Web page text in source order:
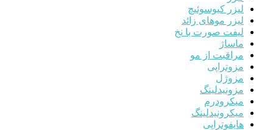
لیزر کیوسوئیچ
لیزر موهای زائد
لیفت صورت با نخ
ماساژ
مراقبت از مو
مزوتراپی
مزوژل
مزونیدلینگ
میکرودرم
میکرونیدلینگ
هایفوتراپی